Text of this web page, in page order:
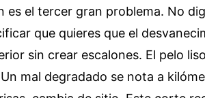
es el tercer gran problema. No
que quieres que el
sin crear escalones. El pelo
mal degradado se nota a